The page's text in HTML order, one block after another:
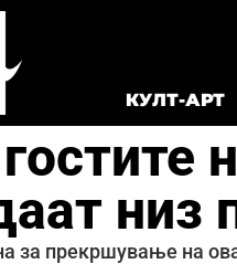
КУЛТ-АРТ
низ
за прекршување на